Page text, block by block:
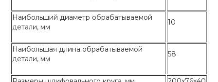
Наибольший диаметр обрабатываемой
детали, мм
10
Наибольшая длина обрабатываемой
детали, мм
58